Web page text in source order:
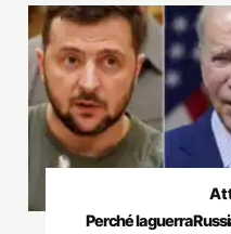
Perché la guerra